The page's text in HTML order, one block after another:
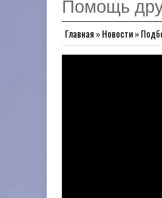
Помощь
Главная »Новости»